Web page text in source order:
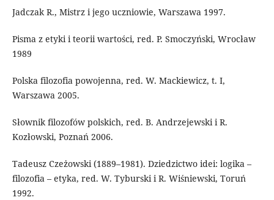
Jadczak R., Mistrz i jego uczniowie, Warszawa 1997.
Pisma z etyki i teorii wartości, red. P. Smoczyński, Wrocław
1989
Polska filozofia powojenna, red. W. Mackiewicz, t. I,
Warszawa 2005.
Słownik filozofów polskich, red. B. Andrzejewski i R.
Kozłowski, Poznań 2006.
Tadeusz Czeżowski (1889–1981). Dziedzictwo idei: logika –
filozofia – etyka, red. W. Tyburski i R. Wiśniewski, Toruń
1992.